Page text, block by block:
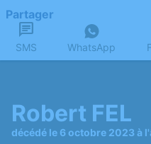
Partager
SMS WhatsApp
Robert FEL
décédé le 6 octobre 2023 à